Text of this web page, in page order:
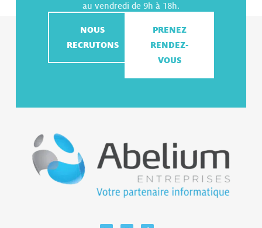
au vendredi de 9h à 18h.
NOUS
RECRUTONS
PRENEZ
RENDEZ-
VOUS